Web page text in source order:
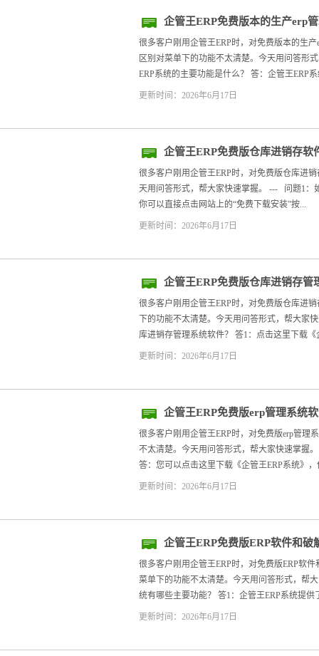
企管王ERP免费版本的生产erp
能区别对
很多客户刚用企管王ERP时，对免费版本的生
区别对菜单下的功能不太清楚。今天用问答形
ERP系统的主要功能是什么？ 答：企管王ERP
更新时间：2026年6月17日
企管王ERP免费版仓库进销存软
很多客户刚用企管王ERP时，对免费版仓库进
天用问答形式，帮大家快速掌握。 --- 问题1：
你可以直接点击网站上的“免费下载安装”按...
更新时间：2026年6月17日
企管王ERP免费版仓库进销存管
很多客户刚用企管王ERP时，对免费版仓库进
下的功能不太清楚。今天用问答形式，帮大家
库进销存管理系统软件？ 答1：点击这里下载
更新时间：2026年6月17日
企管王ERP免费版erp管理系统
很多客户刚用企管王ERP时，对免费版erp管理
不太清楚。今天用问答形式，帮大家快速掌握
答：您可以点击这里下载《企管王ERP系统》
更新时间：2026年6月17日
企管王ERP免费版ERP软件和破
个？
很多客户刚用企管王ERP时，对免费版ERP软
菜单下的功能不太清楚。今天用问答形式，帮
统有哪些主要功能？ 答1：企管王ERP系统提供
更新时间：2026年6月17日